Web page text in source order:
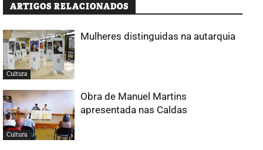
ARTIGOS RELACIONADOS
Cultura
Mulheres distinguidas na autarquia
Cultura
Obra de Manuel Martins
apresentada nas Caldas